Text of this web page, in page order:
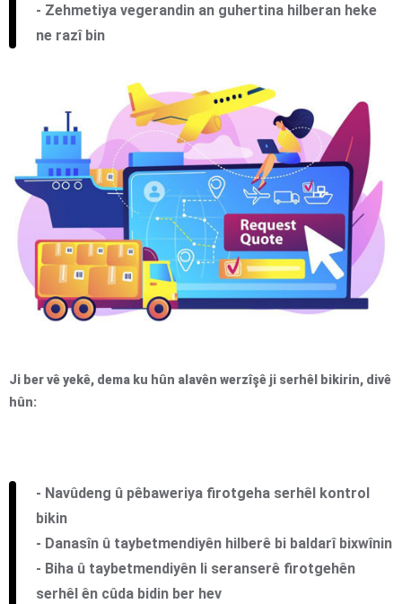
- Zehmetiya vegerandin an guhertina hilberan heke
ne razî bin
Ji ber vê yekê, dema ku hûn alavên werzîşê ji serhêl bikirin, divê
hûn:
- Navûdeng û pêbaweriya firotgeha serhêl kontrol
bikin
- Danasîn û taybetmendiyên hilberê bi baldarî bixwînin
- Biha û taybetmendiyên li seranserê firotgehên
serhêl ên cûda bidin ber hev